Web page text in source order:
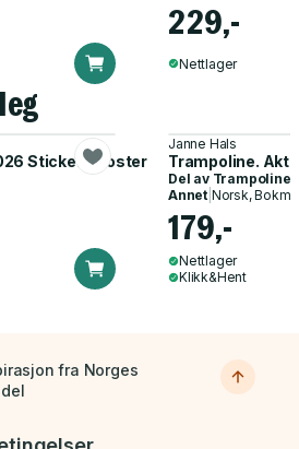
229,-
Nettlager
Sticker Booster
Janne Hals
Trampoline.
Del av Trampoline
Annet| Norsk,
179,-
Nettlager
Klikk&Hent
fra Norges